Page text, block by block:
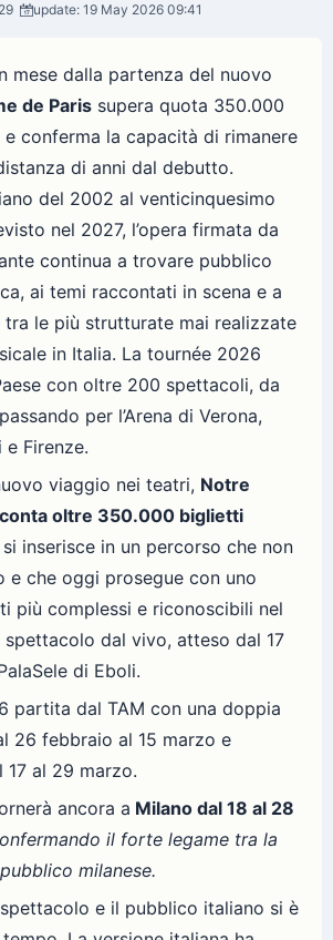
update: 19 May 2026 09:41
mese dalla partenza del nuovo
de Paris supera quota 350.000
conferma la capacità di rimanere
di anni dal debutto.
del 2002 al venticinquesimo
nel 2027, l’opera firmata da
continua a trovare pubblico
ai temi raccontati in scena e a
tra le più strutturate mai realizzate
in Italia. La tournée 2026
con oltre 200 spettacoli, da
per l’Arena di Verona,
e Firenze.
viaggio nei teatri, Notre
conta oltre 350.000 biglietti
inserisce in un percorso che non
e che oggi prosegue con uno
più complessi e riconoscibili nel
spettacolo dal vivo, atteso dal 17
di Eboli.
partita dal TAM con una doppia
26 febbraio al 15 marzo e
17 al 29 marzo.
ancora a Milano dal 18 al 28
il forte legame tra la
milanese.
e il pubblico italiano si è